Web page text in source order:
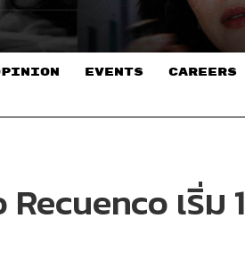
EVENTS CAREERS
เริ่ม 1